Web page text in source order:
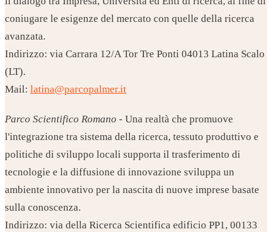
coniugare le esigenze del mercato con quelle della ricerca
avanzata.
Indirizzo: via Carrara 12/A Tor Tre Ponti 04013 Latina Scalo
(LT).
Mail: latina@parcopalmer.it
Parco Scientifico Romano - Una realtà che promuove
l'integrazione tra sistema della ricerca, tessuto produttivo e
politiche di sviluppo locali supporta il trasferimento di
tecnologie e la diffusione di innovazione sviluppa un
ambiente innovativo per la nascita di nuove imprese basate
sulla conoscenza.
Indirizzo: via della Ricerca Scientifica edificio PP1, 00133